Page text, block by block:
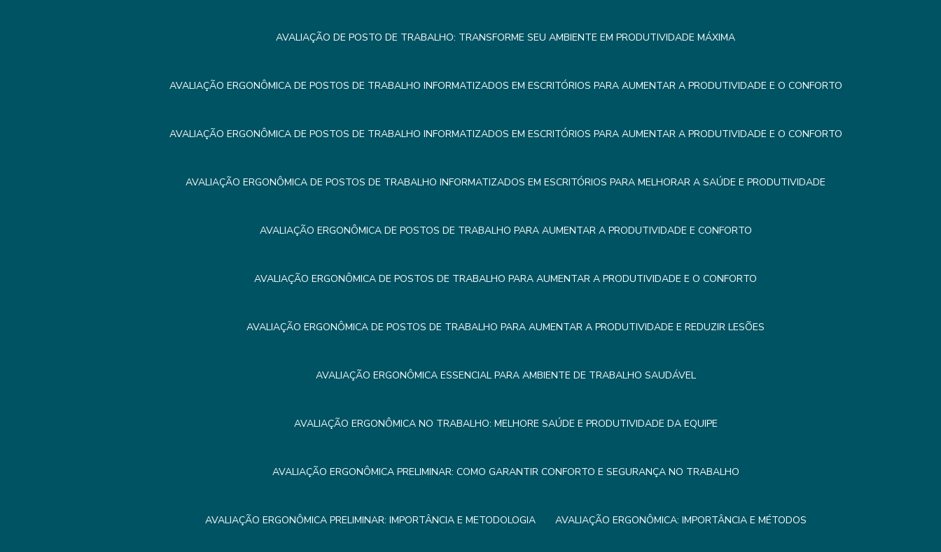
AVALIAÇÃO DE POSTO DE TRABALHO: TRANSFORME SEU AMBIENTE EM PRODUTIVIDADE MÁXIMA
AVALIAÇÃO ERGONÔMICA DE POSTOS DE TRABALHO INFORMATIZADOS EM ESCRITÓRIOS PARA AUMENTAR A PRODUTIVIDADE E O CONFORTO
AVALIAÇÃO ERGONÔMICA DE POSTOS DE TRABALHO INFORMATIZADOS EM ESCRITÓRIOS PARA AUMENTAR A PRODUTIVIDADE E O CONFORTO
AVALIAÇÃO ERGONÔMICA DE POSTOS DE TRABALHO INFORMATIZADOS EM ESCRITÓRIOS PARA MELHORAR A SAÚDE E PRODUTIVIDADE
AVALIAÇÃO ERGONÔMICA DE POSTOS DE TRABALHO PARA AUMENTAR A PRODUTIVIDADE E CONFORTO
AVALIAÇÃO ERGONÔMICA DE POSTOS DE TRABALHO PARA AUMENTAR A PRODUTIVIDADE E O CONFORTO
AVALIAÇÃO ERGONÔMICA DE POSTOS DE TRABALHO PARA AUMENTAR A PRODUTIVIDADE E REDUZIR LESÕES
AVALIAÇÃO ERGONÔMICA ESSENCIAL PARA AMBIENTE DE TRABALHO SAUDÁVEL
AVALIAÇÃO ERGONÔMICA NO TRABALHO: MELHORE SAÚDE E PRODUTIVIDADE DA EQUIPE
AVALIAÇÃO ERGONÔMICA PRELIMINAR: COMO GARANTIR CONFORTO E SEGURANÇA NO TRABALHO
AVALIAÇÃO ERGONÔMICA PRELIMINAR: IMPORTÂNCIA E METODOLOGIA AVALIAÇÃO ERGONÔMICA: IMPORTÂNCIA E MÉTODOS